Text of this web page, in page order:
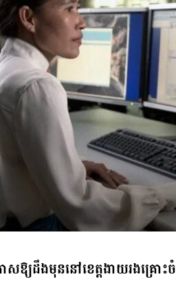
ាសឱ្យដឹងមុននៅខេត្តងាយរងគ្រោះ